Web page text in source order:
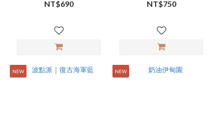
NT$690 NT$750
NEW NEW